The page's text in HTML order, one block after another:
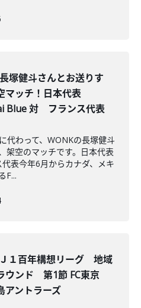
塚健斗さんとお送りす
ッチ！日本代表
Blue 対 フランス代表
代わって、WONKの長塚健斗
架空のマッチです。日本代表
表今年6月からカナダ、メキ
F...
１百年構想リーグ 地域
ウンド 第1節 FC東京
ントラーズ